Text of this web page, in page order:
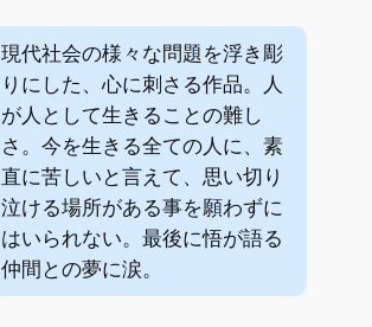
現代社会の様々な問題を浮き彫
りにした、心に刺さる作品。人
が人として生きることの難し
さ。今を生きる全ての人に、素
直に苦しいと言えて、思い切り
泣ける場所がある事を願わずに
はいられない。最後に悟が語る
仲間との夢に涙。